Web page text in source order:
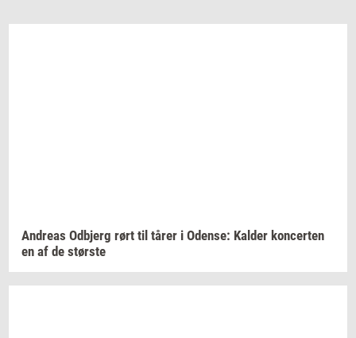
An­dreas Od­b­jerg rørt til tårer i Oden­se: Kal­der kon­cer­ten
en af de stør­ste